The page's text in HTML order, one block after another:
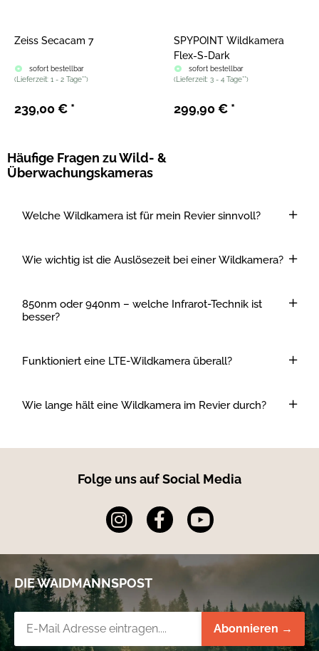
Zeiss Secacam 7
sofort bestellbar
( Lieferzeit: 1 - 2 Tage**)
239,00 € *
SPYPOINT Wildkamera
Flex-S-Dark
sofort bestellbar
( Lieferzeit: 3 - 4 Tage**)
299,90 € *
Häufige Fragen zu Wild- &
Überwachungskameras
Welche Wildkamera ist für mein Revier sinnvoll?
Wie wichtig ist die Auslösezeit bei einer Wildkamera?
850nm oder 940nm – welche Infrarot-Technik ist
besser?
Funktioniert eine LTE-Wildkamera überall?
Wie lange hält eine Wildkamera im Revier durch?
Folge uns auf Social Media
DIE WAIDMANNSPOST
Abonnieren →